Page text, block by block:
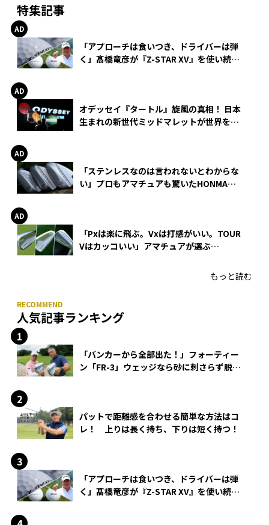
特集記事
「アプローチは食いつき、ドライバーは弾
く」髙橋竜彦が『Z-STAR XV』を使い続け
オデッセイ『タートル』旋風の真相！ 日本
生まれの新世代ミッドマレットが世界を席
「ステンレスなのは言われないとわからな
い」プロもアマチュアも驚いたHONMA
「Pxは楽に飛ぶ。Vxは打感がいい。TOUR
Vはカッコいい」アマチュアが選ぶ
もっと読む
人気記事ランキング
「バンカーから全部出た！」フォーティー
ン「FR-3」ウェッジなら砂に刺さらず脱出
パットで距離感を合わせる簡単な方法はコ
レ！ 上りは長く持ち、下りは短く持つ！
「アプローチは食いつき、ドライバーは弾
く」髙橋竜彦が『Z-STAR XV』を使い続け